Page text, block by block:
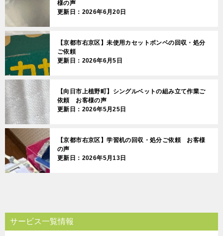
様の声
更新日：2026年6月20日
【京都市右京区】未使用カセットボンベの回収・処分
ご依頼
更新日：2026年6月5日
【向日市上植野町】シングルベットの組み立て作業ご
依頼 お客様の声
更新日：2026年5月25日
【京都市右京区】学習机の回収・処分ご依頼 お客様
の声
更新日：2026年5月13日
サービス一覧情報